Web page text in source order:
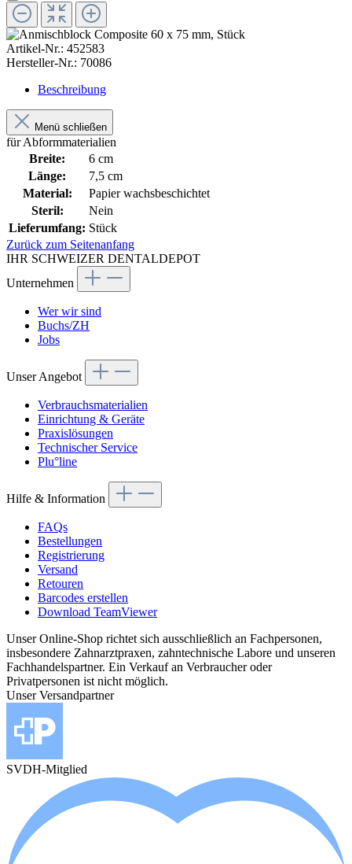
Artikel-Nr.: 452583
Hersteller-Nr.: 70086
Beschreibung
Menü schließen
für Abformmaterialien
Breite:
6 cm
Länge:
7,5 cm
Material:
Papier wachsbeschichtet
Steril:
Nein
Lieferumfang: Stück
Zurück zum Seitenanfang
IHR SCHWEIZER DENTALDEPOT
Unternehmen
Wer wir sind
Buchs/ZH
Jobs
Unser Angebot
Verbrauchsmaterialien
Einrichtung & Geräte
Praxislösungen
Technischer Service
Plu°line
Hilfe & Information
FAQs
Bestellungen
Registrierung
Versand
Retouren
Barcodes erstellen
Download TeamViewer
Unser Online-Shop richtet sich ausschließlich an Fachpersonen,
insbesondere Zahnarztpraxen, zahntechnische Labore und unseren
Fachhandelspartner. Ein Verkauf an Verbraucher oder
Privatpersonen ist nicht möglich.
Unser Versandpartner
SVDH-Mitglied